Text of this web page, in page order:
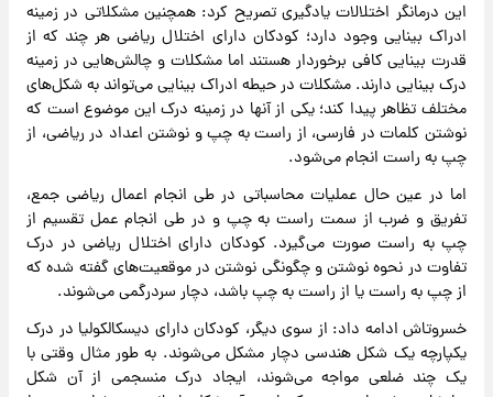
این درمانگر اختلالات یادگیری تصریح کرد: همچنین مشکلاتی در زمینه
ادراک بینایی وجود دارد؛ کودکان دارای اختلال ریاضی هر چند که از
قدرت بینایی کافی برخوردار هستند اما مشکلات و چالش‌هایی در زمینه
درک بینایی دارند. مشکلات در حیطه ادراک بینایی می‌تواند به شکل‌های
مختلف تظاهر پیدا کند؛ یکی از آنها در زمینه درک این موضوع است که
نوشتن کلمات در فارسی، از راست به چپ و نوشتن اعداد در ریاضی، از
چپ به راست انجام می‌شود.
اما در عین حال عملیات محاسباتی در طی انجام اعمال ریاضی جمع،
تفریق و ضرب از سمت راست به چپ و در طی انجام عمل تقسیم از
چپ به راست صورت می‌گیرد. کودکان دارای اختلال ریاضی در درک
تفاوت در نحوه نوشتن و چگونگی نوشتن در موقعیت‌های گفته شده که
از چپ به راست یا از راست به چپ باشد، دچار سردرگمی می‌شوند.
خسروتاش ادامه داد: از سوی دیگر، کودکان دارای دیسکالکولیا در درک
یکپارچه یک شکل هندسی دچار مشکل می‌شوند. به طور مثال وقتی با
یک چند ضلعی مواجه می‌شوند، ایجاد درک منسجمی از آن شکل